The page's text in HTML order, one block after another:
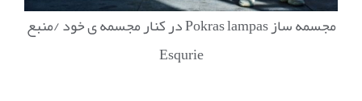
مجسمه ساز Pokras lampas در کنار مجسمه ی خود /منبع
Esqurie